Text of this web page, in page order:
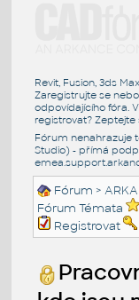
Revit, Fusion, 3ds
Zaregistrujte se
odpovídajícího fóra.
registrovat? Zeptejte
Fórum nenahrazuje
Studio) - přímá
Fórum >
Fórum Témata
Registrovat